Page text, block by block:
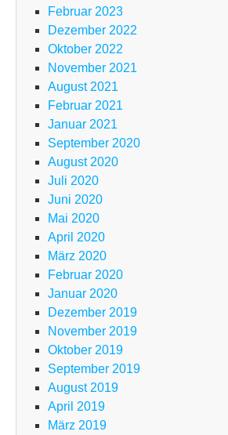
Februar 2023
Dezember 2022
Oktober 2022
November 2021
August 2021
Februar 2021
Januar 2021
September 2020
August 2020
Juli 2020
Juni 2020
Mai 2020
April 2020
März 2020
Februar 2020
Januar 2020
Dezember 2019
November 2019
Oktober 2019
September 2019
August 2019
April 2019
März 2019